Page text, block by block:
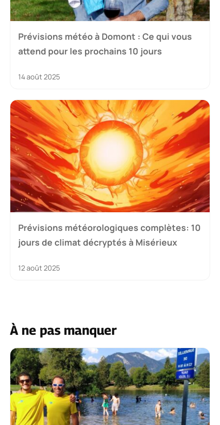
Prévisions météo à Domont : Ce qui vous
attend pour les prochains 10 jours
14 août 2025
Prévisions météorologiques complètes: 10
jours de climat décryptés à Misérieux
12 août 2025
À ne pas manquer